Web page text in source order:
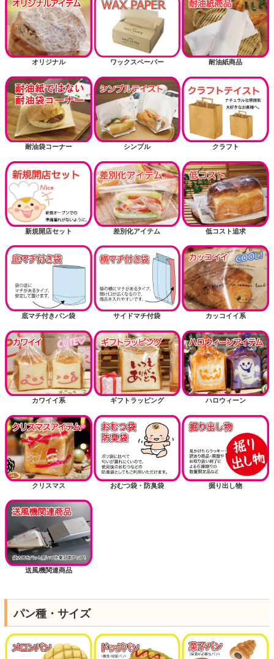
オリジナル ワックスペーパー 耐油紙商品
耐油袋コーナー シンプル クラフト
新規開店セット 差別化アイテム 低コスト追求
底マチ付きパン袋 サイドマチ付袋 カッコイイ系
カワイイ系 ギフトラッピング ハロウィーン
クリスマス おむつ袋・防臭袋 掘り出し物
送風機関連商品
パン種・サイズ